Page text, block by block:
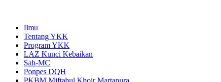
Ilmu
Tentang YKK
Program YKK
LAZ Kunci Kebaikan
Sah-MC
Ponpes DQH